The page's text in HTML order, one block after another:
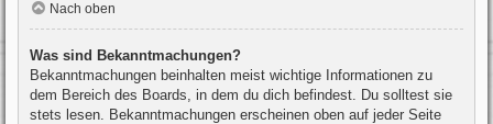
Nach oben
Was sind Bekanntmachungen?
Bekanntmachungen beinhalten meist wichtige Informationen zu
dem Bereich des Boards, in dem du dich befindest. Du solltest sie
stets lesen. Bekanntmachungen erscheinen oben auf jeder Seite